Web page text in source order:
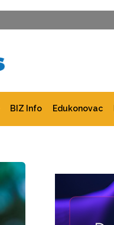
BIZ Info Edukonovac